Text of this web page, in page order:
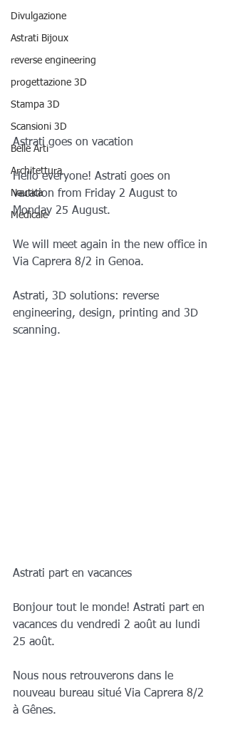
Divulgazione
Astrati Bijoux
reverse engineering
progettazione 3D
Stampa 3D
Scansioni 3D
Belle Arti
Architettura
Nautica
Medicale
Astrati goes on vacation
Hello everyone! Astrati goes on
vacation from Friday 2 August to
Monday 25 August.
We will meet again in the new office in
Via Caprera 8/2 in Genoa.
Astrati, 3D solutions: reverse
engineering, design, printing and 3D
scanning.
Astrati part en vacances
Bonjour tout le monde! Astrati part en
vacances du vendredi 2 août au lundi
25 août.
Nous nous retrouverons dans le
nouveau bureau situé Via Caprera 8/2
à Gênes.